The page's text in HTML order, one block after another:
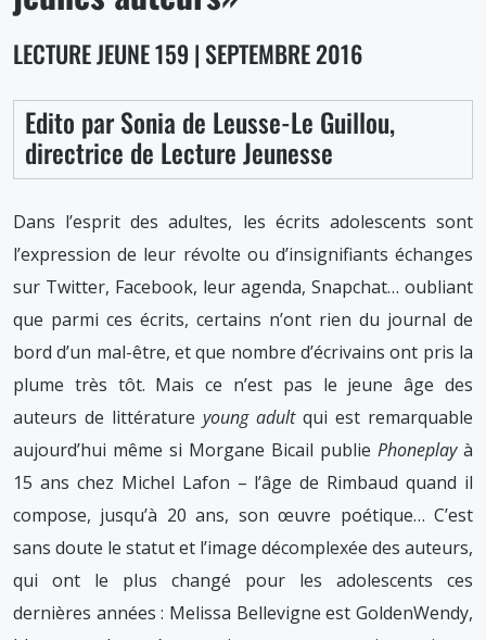
auteurs
n°159,
Septembre
2016
LECTURE JEUNE 159 | SEPTEMBRE 2016
Edito par Sonia de Leusse-Le Guillou,
directrice de Lecture Jeunesse
Dans l’esprit des adultes, les écrits adolescents sont
l’expression de leur révolte ou d’insignifiants échanges
sur Twitter, Facebook, leur agenda, Snapchat… oubliant
que parmi ces écrits, certains n’ont rien du journal de
bord d’un mal-être, et que nombre d’écrivains ont pris la
plume très tôt. Mais ce n’est pas le jeune âge des
auteurs de littérature young adultqui est remarquable
aujourd’hui même si Morgane Bicail publie Phoneplay à
15 ans chez Michel Lafon – l’âge de Rimbaud quand il
compose, jusqu’à 20 ans, son œuvre poétique… C’est
sans doute le statut et l’image décomplexée des auteurs,
qui ont le plus changé pour les adolescents ces
dernières années : Melissa Bellevigne est GoldenWendy,